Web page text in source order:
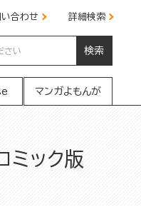
い合わせ 詳細検索
検索
マンガよもんが
ミック版